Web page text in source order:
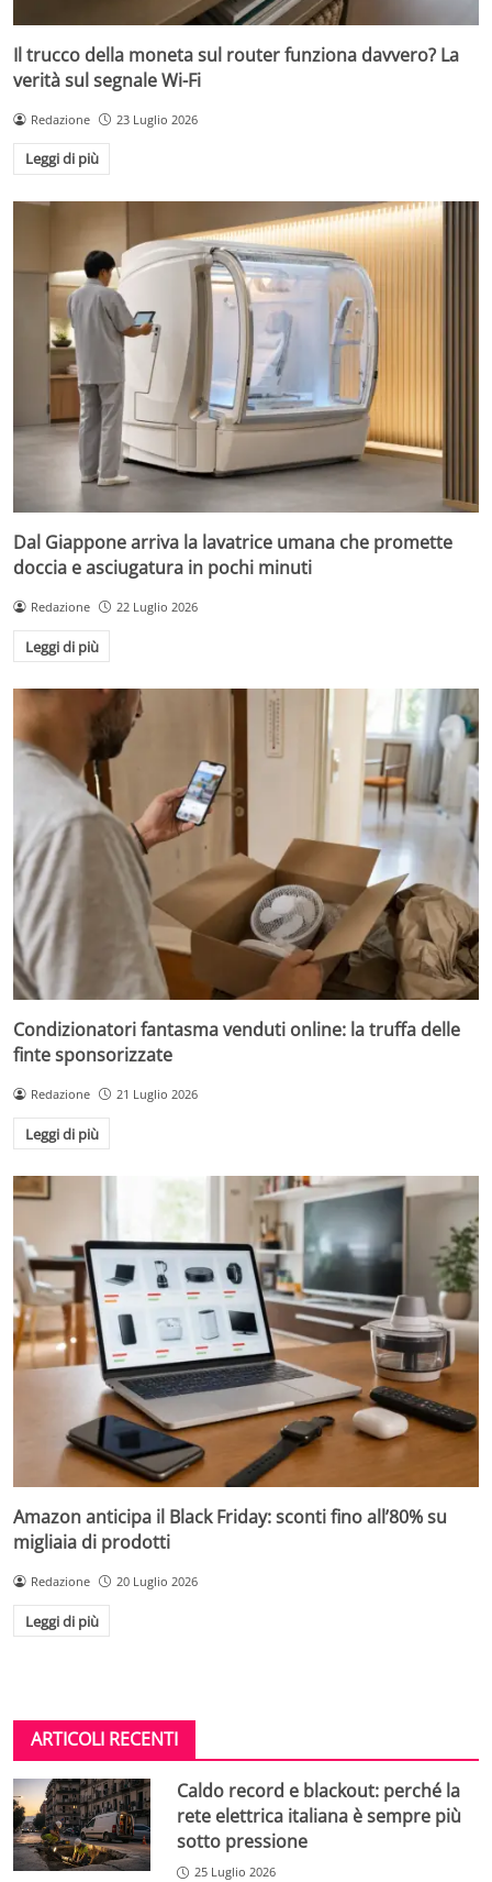
Il trucco della moneta sul router funziona davvero? La
verità sul segnale Wi-Fi
Redazione 23 Luglio 2026
Leggi di più
Dal Giappone arriva la lavatrice umana che promette
doccia e asciugatura in pochi minuti
Redazione 22 Luglio 2026
Leggi di più
Condizionatori fantasma venduti online: la truffa delle
finte sponsorizzate
Redazione 21 Luglio 2026
Leggi di più
Amazon anticipa il Black Friday: sconti fino all’80% su
migliaia di prodotti
Redazione 20 Luglio 2026
Leggi di più
ARTICOLI RECENTI
Caldo record e blackout: perché la
rete elettrica italiana è sempre più
sotto pressione
25 Luglio 2026